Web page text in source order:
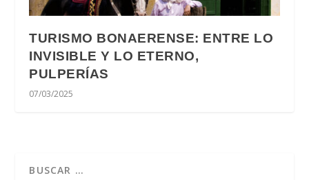
TURISMO BONAERENSE: ENTRE LO
INVISIBLE Y LO ETERNO,
PULPERÍAS
07/03/2025